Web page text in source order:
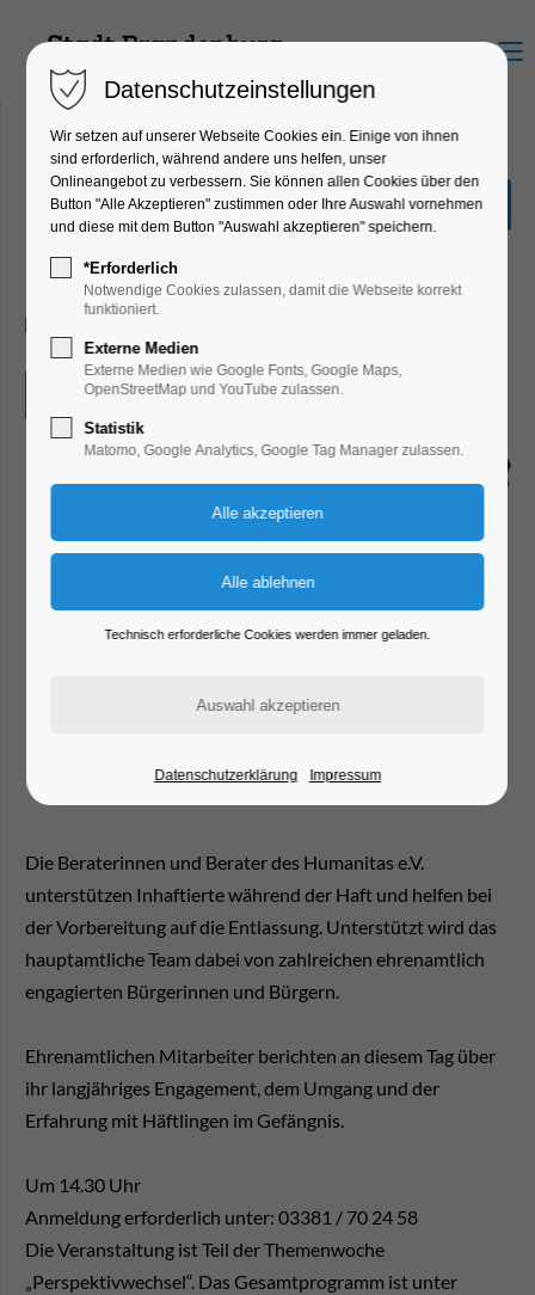
Menu
Humanitas e.V. stellt sich
vor
Bildung, Vortrag, Verein
Eintritt frei
Die Beraterinnen und Berater des Humanitas e.V.
unterstützen Inhaftierte während der Haft und helfen bei
der Vorbereitung auf die Entlassung. Unterstützt wird das
hauptamtliche Team dabei von zahlreichen ehrenamtlich
engagierten Bürgerinnen und Bürgern.
Ehrenamtlichen Mitarbeiter berichten an diesem Tag über
ihr langjähriges Engagement, dem Umgang und der
Erfahrung mit Häftlingen im Gefängnis.
Um 14.30 Uhr
Anmeldung erforderlich unter: 03381 / 70 24 58
Die Veranstaltung ist Teil der Themenwoche
„Perspektivwechsel“. Das Gesamtprogramm ist unter
Datenschutzeinstellungen
Wir setzen auf unserer Webseite Cookies ein. Einige von ihnen
sind erforderlich, während andere uns helfen, unser
Onlineangebot zu verbessern. Sie können allen Cookies über den
Button "Alle Akzeptieren" zustimmen oder Ihre Auswahl vornehmen
und diese mit dem Button "Auswahl akzeptieren" speichern.
*Erforderlich
Notwendige Cookies zulassen, damit die Webseite korrekt
funktioniert.
Externe Medien
Externe Medien wie Google Fonts, Google Maps,
OpenStreetMap und YouTube zulassen.
Statistik
Matomo, Google Analytics, Google Tag Manager zulassen.
Technisch erforderliche Cookies werden immer geladen.
Datenschutzerklärung Impressum